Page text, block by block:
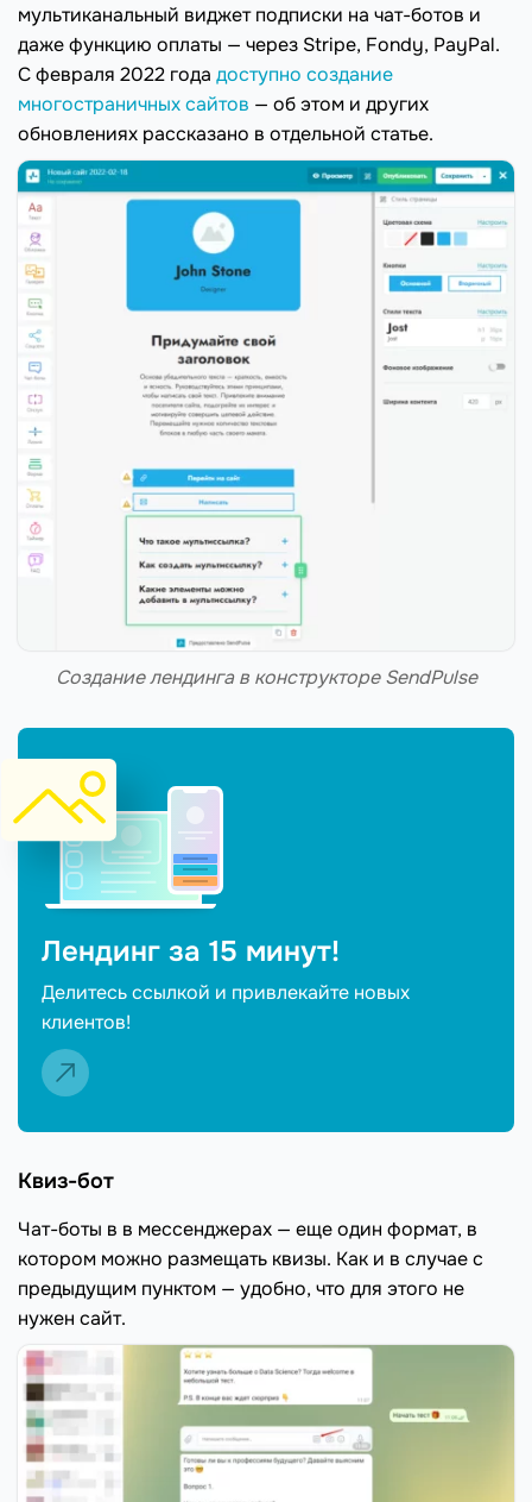
мультиканальный виджет подписки на чат-ботов и
даже функцию оплаты — через Stripe, Fondy, PayPal.
С февраля 2022 года доступно создание
многостраничных сайтов — об этом и других
обновлениях рассказано в отдельной статье.
Создание лендинга в конструкторе SendPulse
Лендинг за 15 минут!
Делитесь ссылкой и привлекайте новых
клиентов!
Квиз-бот
Чат-боты в в мессенджерах — еще один формат, в
котором можно размещать квизы. Как и в случае с
предыдущим пунктом — удобно, что для этого не
нужен сайт.